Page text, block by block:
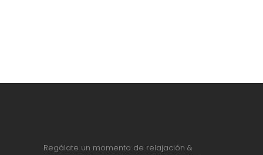
Regálate un momento de relajación &